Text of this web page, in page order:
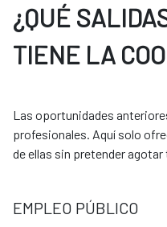
En la AECID disponemos
Prácticas
AECID. El proceso
tu universidad.
Puedes acceder
¿QUÉ
TIENE LA
Las oportunidades
profesionales. Aquí solo
de ellas sin pretender
EMPLEO PÚBLICO